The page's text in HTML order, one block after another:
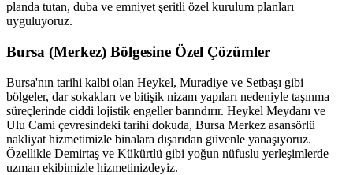
planda tutan, duba ve emniyet şeritli özel kurulum planları
uyguluyoruz.
Bursa (Merkez) Bölgesine Özel Çözümler
Bursa'nın tarihi kalbi olan Heykel, Muradiye ve Setbaşı gibi
bölgeler, dar sokakları ve bitişik nizam yapıları nedeniyle taşınma
süreçlerinde ciddi lojistik engeller barındırır. Heykel Meydanı ve
Ulu Cami çevresindeki tarihi dokuda, Bursa Merkez asansörlü
nakliyat hizmetimizle binalara dışarıdan güvenle yanaşıyoruz.
Özellikle Demirtaş ve Kükürtlü gibi yoğun nüfuslu yerleşimlerde
uzman ekibimizle hizmetinizdeyiz.